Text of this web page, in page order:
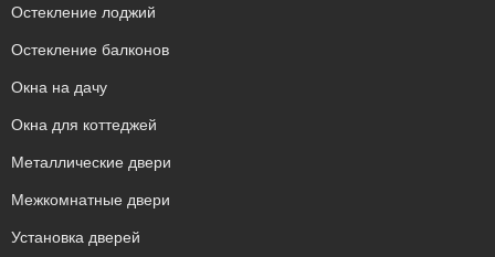
Остекление лоджий
Остекление балконов
Окна на дачу
Окна для коттеджей
Металлические двери
Межкомнатные двери
Установка дверей